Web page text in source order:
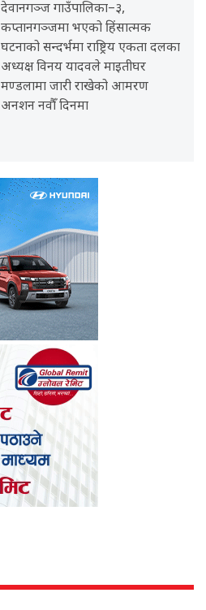
देवानगञ्ज गाउँपालिका–३,
कप्तानगञ्जमा भएको हिंसात्मक
घटनाको सन्दर्भमा राष्ट्रिय एकता दलका
अध्यक्ष विनय यादवले माइतीघर
मण्डलामा जारी राखेको आमरण
अनशन नवौँ दिनमा